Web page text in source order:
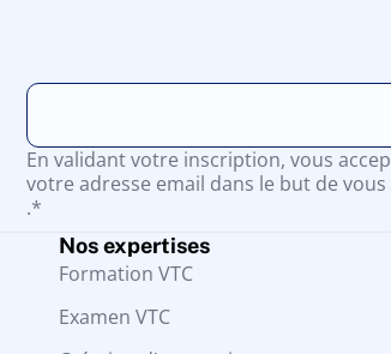
En validant votre inscription, vous
votre adresse email dans le but de
.*
Nos expertises
Formation VTC
Examen VTC